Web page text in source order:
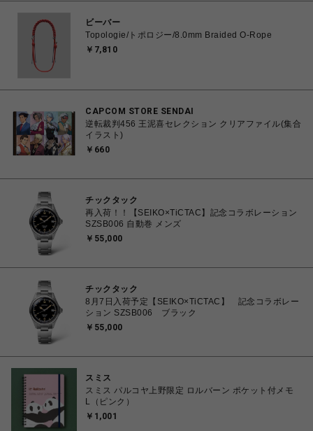
ビーバー
Topologie/トポロジー/8.0mm Braided O-Rope
￥7,810
CAPCOM STORE SENDAI
逆転裁判456 王泥喜セレクション クリアファイル(集合
イラスト)
￥660
チックタック
再入荷！！【SEIKO×TiCTAC】記念コラボレーション
SZSB006 自動巻 メンズ
￥55,000
チックタック
8月7日入荷予定【SEIKO×TiCTAC】 記念コラボレー
ション SZSB006 ブラック
￥55,000
スミス
スミス パルコヤ上野限定 ロルバーン ポケット付メモ
L（ピンク）
￥1,001